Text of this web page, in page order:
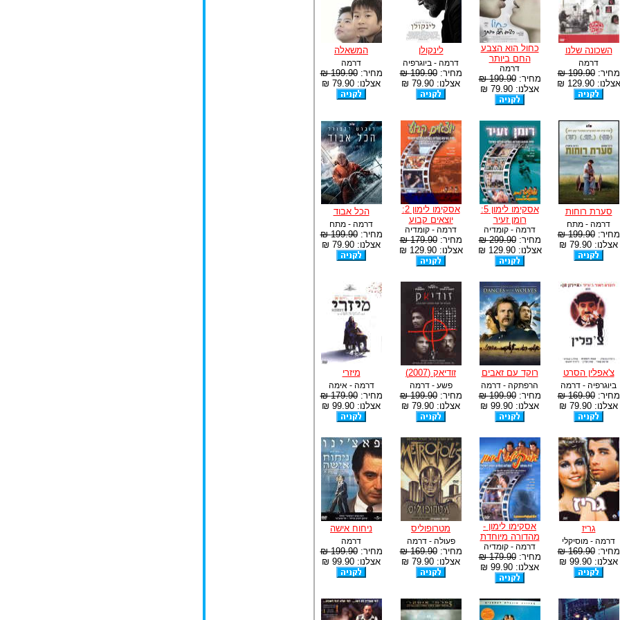
השכונה שלנו
דרמה
מחיר:199.90 ₪
אצלנו: 129.90 ₪
כחול הוא הצבע
החם ביותר
דרמה
מחיר:199.90 ₪
אצלנו: 79.90 ₪
לינקולן
דרמה - ביוגרפיה
מחיר:199.90 ₪
אצלנו: 79.90 ₪
המשאלה
דרמה
מחיר:199.90 ₪
אצלנו: 79.90 ₪
סערת רוחות
דרמה - מתח
מחיר:199.90 ₪
אצלנו: 79.90 ₪
אסקימו לימון 5:
רומן זעיר
דרמה - קומדיה
מחיר:299.90 ₪
אצלנו: 129.90 ₪
אסקימו לימון 2:
יוצאים קבוע
דרמה - קומדיה
מחיר:179.90 ₪
אצלנו: 129.90 ₪
הכל אבוד
דרמה - מתח
מחיר:199.90 ₪
אצלנו: 79.90 ₪
צ'אפלין הסרט
ביוגרפיה - דרמה
מחיר:169.90 ₪
אצלנו: 79.90 ₪
רוקד עם זאבים
הרפתקה - דרמה
מחיר:199.90 ₪
אצלנו: 99.90 ₪
זודיאק (2007)
פשע - דרמה
מחיר:199.90 ₪
אצלנו: 79.90 ₪
מיזרי
דרמה - אימה
מחיר:179.90 ₪
אצלנו: 99.90 ₪
גריז
דרמה - מוסיקלי
מחיר:169.90 ₪
אצלנו: 99.90 ₪
אסקימו לימון -
מהדורה מיוחדת
דרמה - קומדיה
מחיר:179.90 ₪
אצלנו: 99.90 ₪
מטרופוליס
פעולה - דרמה
מחיר:169.90 ₪
אצלנו: 79.90 ₪
ניחוח אישה
דרמה
מחיר:199.90 ₪
אצלנו: 99.90 ₪